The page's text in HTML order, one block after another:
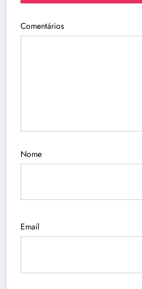
Comentários
Nome
Email